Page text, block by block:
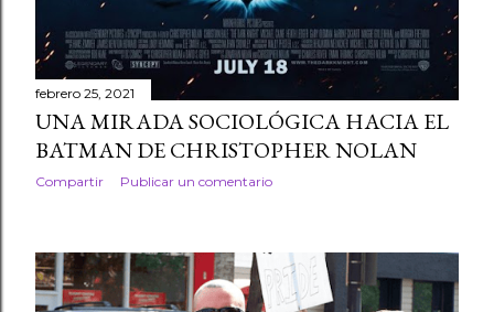
febrero 25, 2021
UNA MIRADA SOCIOLÓGICA HACIA EL
BATMAN DE CHRISTOPHER NOLAN
Compartir Publicar un comentario